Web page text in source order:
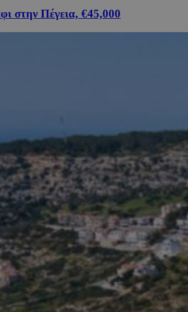
στην Πέγεια, €45,000